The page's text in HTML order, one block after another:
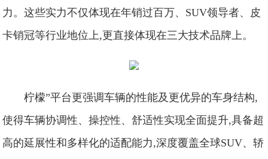
力。这些实力不仅体现在年销过百万、SUV领导者、皮
卡销冠等行业地位上,更直接体现在三大技术品牌上。
柠檬”平台更强调车辆的性能及更优异的车身结构,
使得车辆协调性、操控性、舒适性实现全面提升,具备超
高的延展性和多样化的适配能力,深度覆盖全球SUV、轿